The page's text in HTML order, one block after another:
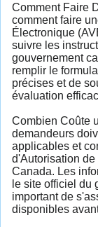
Comment Faire
comment faire
Électronique
suivre les
gouvernement
remplir le
précises et de
évaluation
Combien Coûte
demandeurs
applicables et
d'Autorisation
Canada. Les
le site officiel du
important de
disponibles